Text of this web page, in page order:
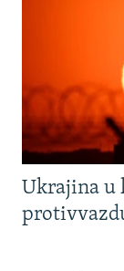
Ukrajina u